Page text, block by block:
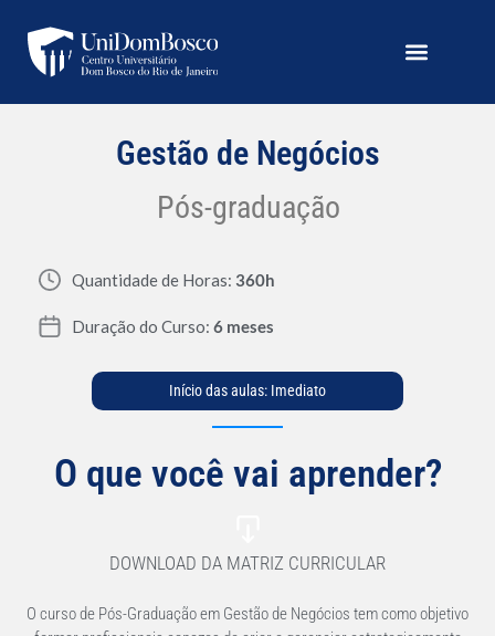
Gestão de Negócios
Pós-graduação
Quantidade de Horas: 360h
Duração do Curso: 6 meses
Início das aulas: Imediato
O que você vai aprender?
DOWNLOAD DA MATRIZ CURRICULAR
O curso de Pós-Graduação em Gestão de Negócios tem como objetivo